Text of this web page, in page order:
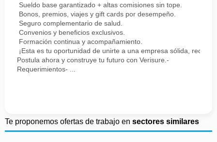
Sueldo base garantizado + altas comisiones sin tope.
Bonos, premios, viajes y gift cards por desempeño.
Seguro complementario de salud.
Convenios y beneficios exclusivos.
Formación continua y acompañamiento.
¡Esta es tu oportunidad de unirte a una empresa sólida,
Postula ahora y construye tu futuro con Verisure.-
Requerimientos- ...
Te proponemos ofertas de trabajo en sectores similares